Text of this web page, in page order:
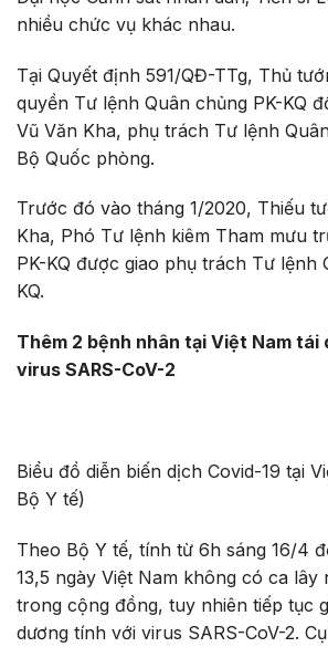
nhiều chức vụ khác nhau.
Tại Quyết định 591/QĐ-TTg, Thủ
quyền Tư lệnh Quân chủng PK-KQ
Vũ Văn Kha, phụ trách Tư lệnh
Bộ Quốc phòng.
Trước đó vào tháng 1/2020, Thiếu
Kha, Phó Tư lệnh kiêm Tham mưu
PK-KQ được giao phụ trách Tư lệnh
KQ.
Thêm 2 bệnh nhân tại Việt Nam tái
virus SARS-CoV-2
Biểu đồ diễn biến dịch Covid-19 tại
Bộ Y tế)
Theo Bộ Y tế, tính từ 6h sáng 16/4
13,5 ngày Việt Nam không có ca lây
trong cộng đồng, tuy nhiên tiếp tục
dương tính với virus SARS-CoV-2.